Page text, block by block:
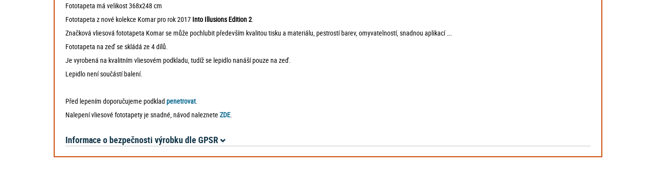
Fototapeta má velikost 368x248 cm
Fototapeta z nové kolekce Komar pro rok 2017 Into Illusions Edition 2
Značková vliesová fototapeta Komar se může pochlubit především kvalitou tisku a materiálu, pestrostí barev, omyvatelností, snadnou aplikací ….
Fototapeta na zeď se skládá ze 4 dílů.
Je vyrobená na kvalitním vliesovém podkladu, tudíž se lepidlo nanáší pouze na zeď.
Lepidlo není součástí balení.
Před lepením doporučujeme podkladpenetrovat.
Nalepení vliesové fototapety je snadné, návod nalezneteZDE
Informace o bezpečnosti výrobku dle GPSR